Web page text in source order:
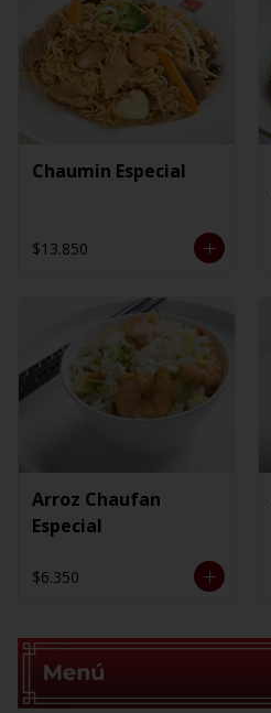
Chaumin Especial
$13.850
Arroz Chaufan
Especial
$6.350